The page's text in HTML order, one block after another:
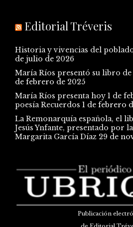
Editorial Tréveris
Historia y vivencias del
de julio de 2026
María Ríos presentó su libro de
de febrero de 2025
María Ríos presenta hoy 1 de
poesía Recuerdos 1 de febrero
La Remonarquía española, el
Jesús Ynfante, presentado por
Margarita García Díaz 29 de
Publicación